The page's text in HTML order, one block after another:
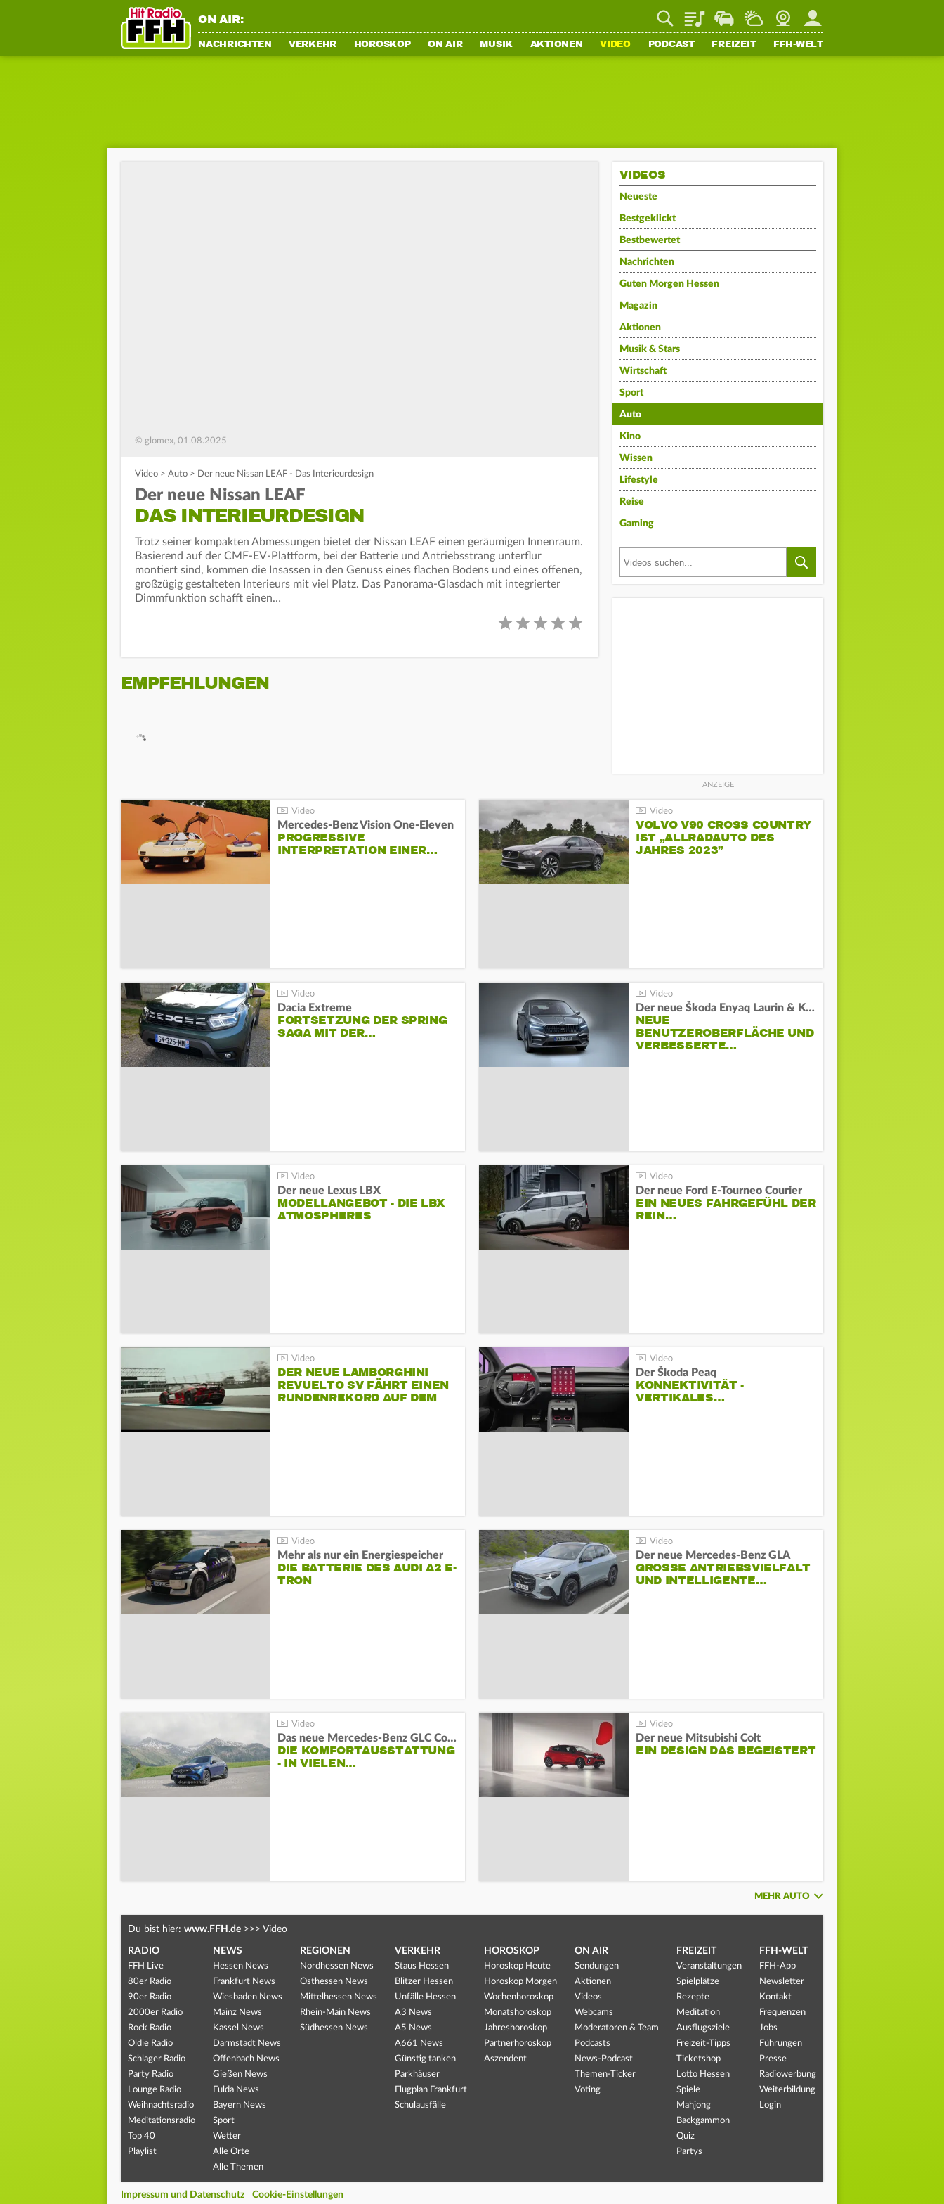
ON AIR: PlaylistStaupilotWetterWebcamMein FFH
NACHRICHTEN VERKEHR HOROSKOP ON AIR MUSIK AKTIONEN VIDEO PODCAST FREIZEIT FFH-WELT
© glomex, 01.08.2025
Video > Auto > Der neue Nissan LEAF - Das Interieurdesign
Der neue Nissan LEAF
DAS INTERIEURDESIGN
Trotz seiner kompakten Abmessungen bietet der Nissan LEAF einen geräumigen Innenraum.
Basierend auf der CMF-EV-Plattform, bei der Batterie und Antriebsstrang unterflur
montiert sind, kommen die Insassen in den Genuss eines flachen Bodens und eines offenen,
großzügig gestalteten Interieurs mit viel Platz. Das Panorama-Glasdach mit integrierter
Dimmfunktion schafft einen…
EMPFEHLUNGEN
VIDEOS
Neueste
Bestgeklickt
Bestbewertet
Nachrichten
Guten Morgen Hessen
Magazin
Aktionen
Musik & Stars
Wirtschaft
Sport
Auto
Kino
Wissen
Lifestyle
Reise
Gaming
Mercedes-Benz Vision One-Eleven
PROGRESSIVE
INTERPRETATION EINER…
VOLVO V90 CROSS COUNTRY
IST „ALLRADAUTO DES
JAHRES 2023”
Dacia Extreme
FORTSETZUNG DER SPRING
SAGA MIT DER…
Der neue Škoda Enyaq Laurin & Klement
NEUE
BENUTZEROBERFLÄCHE UND
VERBESSERTE…
Der neue Lexus LBX
MODELLANGEBOT - DIE LBX
ATMOSPHERES
Der neue Ford E-Tourneo Courier
EIN NEUES FAHRGEFÜHL DER
REIN…
DER NEUE LAMBORGHINI
REVUELTO SV FÄHRT EINEN
RUNDENREKORD AUF DEM
Der Škoda Peaq
KONNEKTIVITÄT -
VERTIKALES…
Mehr als nur ein Energiespeicher
DIE BATTERIE DES AUDI A2 E-
TRON
Der neue Mercedes-Benz GLA
GROSSE ANTRIEBSVIELFALT U
ND INTELLIGENTE…
Das neue Mercedes-Benz GLC Coupé
DIE KOMFORTAUSSTATTUNG
- IN VIELEN…
Der neue Mitsubishi Colt
EIN DESIGN DAS BEGEISTERT
MEHR AUTO
Du bist hier: www.FFH.de >>> Video
RADIO
FFH Live
80er Radio
90er Radio
2000er Radio
Rock Radio
Oldie Radio
Schlager Radio
Party Radio
Lounge Radio
Weihnachtsradio
Meditationsradio
Top 40
Playlist
NEWS
Hessen News
Frankfurt News
Wiesbaden News
Mainz News
Kassel News
Darmstadt News
Offenbach News
Gießen News
Fulda News
Bayern News
Sport
Wetter
Alle Orte
Alle Themen
REGIONEN
Nordhessen News
Osthessen News
Mittelhessen News
Rhein-Main News
Südhessen News
VERKEHR
Staus Hessen
Blitzer Hessen
Unfälle Hessen
A3 News
A5 News
A661 News
Günstig tanken
Parkhäuser
Flugplan Frankfurt
Schulausfälle
HOROSKOP
Horoskop Heute
Horoskop Morgen
Wochenhoroskop
Monatshoroskop
Jahreshoroskop
Partnerhoroskop
Aszendent
ON AIR
Sendungen
Aktionen
Videos
Webcams
Moderatoren & Team
Podcasts
News-Podcast
Themen-Ticker
Voting
FREIZEIT
Veranstaltungen
Spielplätze
Rezepte
Meditation
Ausflugsziele
Freizeit-Tipps
Ticketshop
Lotto Hessen
Spiele
Mahjong
Backgammon
Quiz
Partys
FFH-WELT
FFH-App
Newsletter
Kontakt
Frequenzen
Jobs
Führungen
Presse
Radiowerbung
Weiterbildung
Login
Impressum und Datenschutz Cookie-Einstellungen